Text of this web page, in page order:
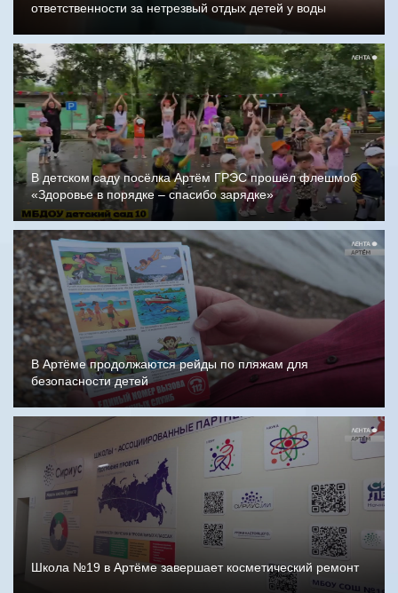
ответственности за нетрезвый отдых детей у воды
В детском саду посёлка Артём ГРЭС прошёл флешмоб
«Здоровье в порядке – спасибо зарядке»
В Артёме продолжаются рейды по пляжам для
безопасности детей
Школа №19 в Артёме завершает косметический ремонт